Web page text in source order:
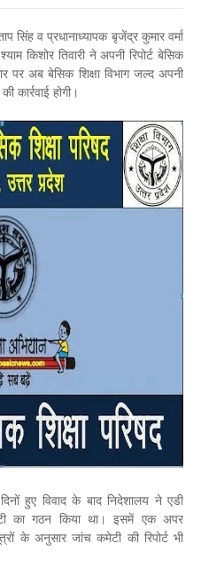
व प्रधानाध्यापक बृजेंद्र कुमार वर्मा
किशोर तिवारी ने अपनी रिपोर्ट बेसिक
पर अब बेसिक शिक्षा विभाग जल्द अपनी
होगी।
हुए विवाद के बाद निदेशालय ने एडी
का गठन किया था। इसमें एक अपर
के अनुसार जांच कमेटी की रिपोर्ट भी